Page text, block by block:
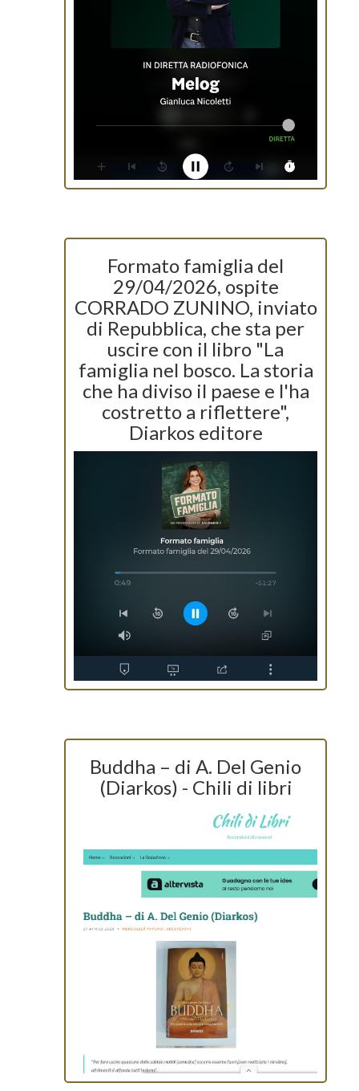
Formato famiglia del
29/04/2026, ospite
CORRADO ZUNINO, inviato
di Repubblica, che sta per
uscire con il libro "La
famiglia nel bosco. La storia
che ha diviso il paese e l'ha
costretto a riflettere",
Diarkos editore
Buddha – di A. Del Genio
(Diarkos) - Chili di libri